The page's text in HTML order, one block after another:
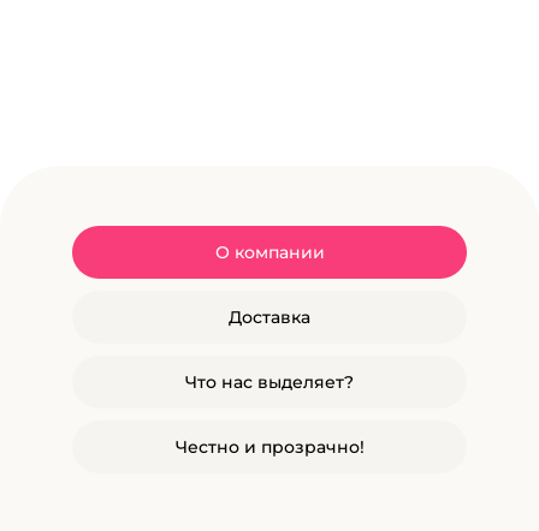
О компании
Доставка
Что нас выделяет?
Честно и прозрачно!